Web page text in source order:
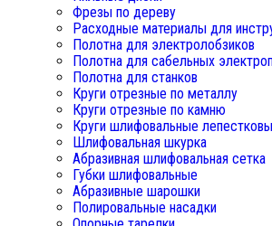
Фрезы по дереву
Расходные материалы для
Полотна для электролобзиков
Полотна для сабельных
Полотна для станков
Круги отрезные по металлу
Круги отрезные по камню
Круги шлифовальные
Шлифовальная шкурка
Абразивная шлифовальная сетка
Губки шлифовальные
Абразивные шарошки
Полировальные насадки